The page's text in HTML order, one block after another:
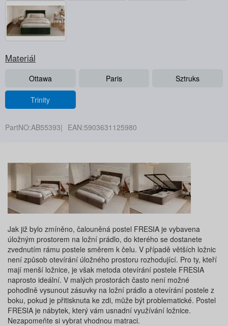
Materiál
Ottawa Paris Sztruks
Trinity
PartNO:AB55393 EAN:5903631125980
Jak již bylo zmíněno, čalouněná postel FRESIA je vybavena
úložným prostorem na ložní prádlo, do kterého se dostanete
zvednutím rámu postele směrem k čelu. V případě větších ložnic
není způsob otevírání úložného prostoru rozhodující. Pro ty, kteří
mají menší ložnice, je však metoda otevírání postele FRESIA
naprosto ideální. V malých prostorách často není možné
pohodlně vysunout zásuvky na ložní prádlo a otevírání postele z
boku, pokud je přitisknuta ke zdi, může být problematické. Postel
FRESIA je nábytek, který vám usnadní využívání ložnice.
Nezapomeňte si vybrat vhodnou matraci.